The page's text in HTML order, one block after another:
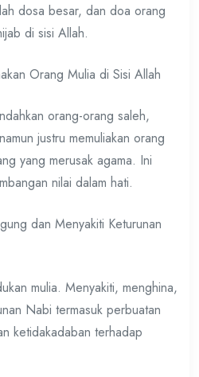
dosa besar, dan doa orang
di sisi Allah.
Orang Mulia di Sisi Allah
orang-orang saleh,
justru memuliakan orang
yang merusak agama. Ini
nilai dalam hati.
dan Menyakiti Keturunan
mulia. Menyakiti, menghina,
Nabi termasuk perbuatan
ketidakadaban terhadap